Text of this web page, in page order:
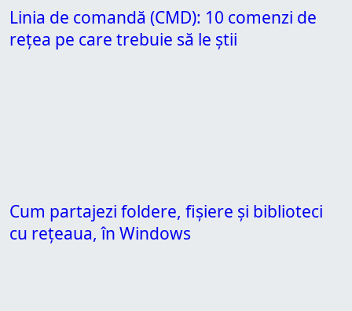
Linia de comandă (CMD): 10 comenzi de
rețea pe care trebuie să le știi
Cum partajezi foldere, fișiere și biblioteci
cu rețeaua, în Windows